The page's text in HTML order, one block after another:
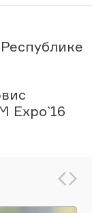
Expo`16